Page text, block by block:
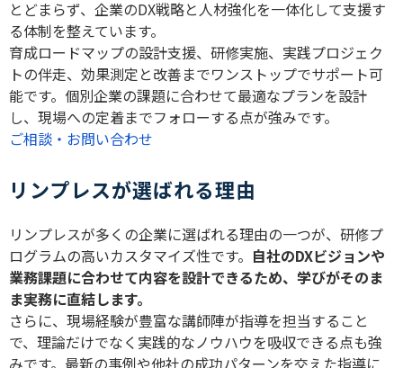
とどまらず、企業のDX戦略と人材強化を一体化して支援す
る体制を整えています。
育成ロードマップの設計支援、研修実施、実践プロジェク
トの伴走、効果測定と改善までワンストップでサポート可
能です。個別企業の課題に合わせて最適なプランを設計
し、現場への定着までフォローする点が強みです。
ご相談・お問い合わせ
リンプレスが選ばれる理由
リンプレスが多くの企業に選ばれる理由の一つが、研修プ
ログラムの高いカスタマイズ性です。 自社のDXビジョンや
業務課題に合わせて内容を設計できるため、学びがそのま
ま実務に直結します。
さらに、現場経験が豊富な講師陣が指導を担当すること
で、理論だけでなく実践的なノウハウを吸収できる点も強